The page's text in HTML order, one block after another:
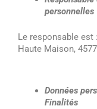
personnelles
Le responsable est
Haute Maison,
Données
Finalités